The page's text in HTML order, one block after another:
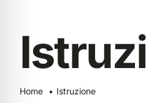
Home Istruzione